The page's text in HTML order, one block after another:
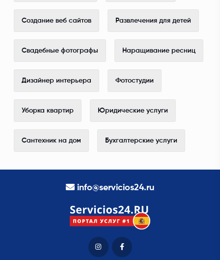
Создание веб сайтов Развлечения для детей
Свадебные фотографы Наращивание ресниц
Дизайнер интерьера Фотостудии
Уборка квартир Юридические услуги
Сантехник на дом Бухгалтерские услуги
info@servicios24.ru